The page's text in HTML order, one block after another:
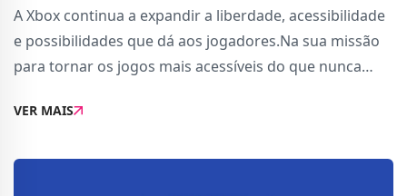
A Xbox continua a expandir a liberdade, acessibilidade
e possibilidades que dá aos jogadores.Na sua missão
para tornar os jogos mais acessíveis do que nunca
possível fazer stream dos jogos que tens n
VER MAIS